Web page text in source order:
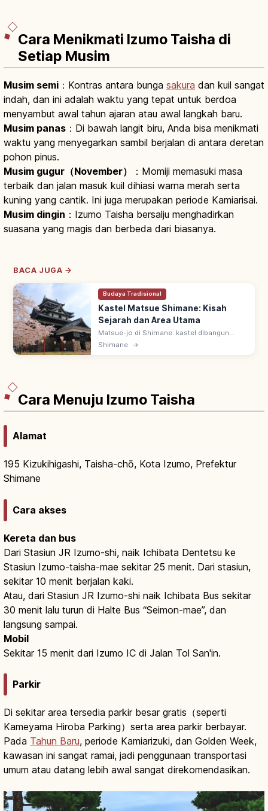
Cara Menikmati Izumo Taisha di
Setiap Musim
Musim semi ：Kontras antara bunga sakura dan kuil sangat
indah, dan ini adalah waktu yang tepat untuk berdoa
menyambut awal tahun ajaran atau awal langkah baru.
Musim panas ：Di bawah langit biru, Anda bisa menikmati
waktu yang menyegarkan sambil berjalan di antara deretan
pohon pinus.
Musim gugur（November）
：Momiji memasuki masa
terbaik dan jalan masuk kuil dihiasi warna merah serta
kuning yang cantik. Ini juga merupakan periode Kamiarisai.
Musim dingin ：Izumo Taisha bersalju menghadirkan
suasana yang magis dan berbeda dari biasanya.
BACA JUGA →
Budaya Tradisional
Kastel Matsue Shimane: Kisah
Sejarah dan Area Utama
Matsue-jo di Shimane: kastel dibangun
1607-1611 oleh Horio Yoshiharu. Salah satu
Shimane →
Cara Menuju Izumo Taisha
Alamat
195 Kizukihigashi, Taisha-chō, Kota Izumo, Prefektur
Shimane
Cara akses
Kereta dan bus
Dari Stasiun JR Izumo-shi, naik Ichibata Dentetsu ke
Stasiun Izumo-taisha-mae sekitar 25 menit. Dari stasiun,
sekitar 10 menit berjalan kaki.
Atau, dari Stasiun JR Izumo-shi naik Ichibata Bus sekitar
30 menit lalu turun di Halte Bus “Seimon-mae”, dan
langsung sampai.
Mobil
Sekitar 15 menit dari Izumo IC di Jalan Tol San'in.
Parkir
Di sekitar area tersedia parkir besar gratis（seperti
Kameyama Hiroba Parking）serta area parkir berbayar.
Pada Tahun Baru, periode Kamiarizuki, dan Golden Week,
kawasan ini sangat ramai, jadi penggunaan transportasi
umum atau datang lebih awal sangat direkomendasikan.